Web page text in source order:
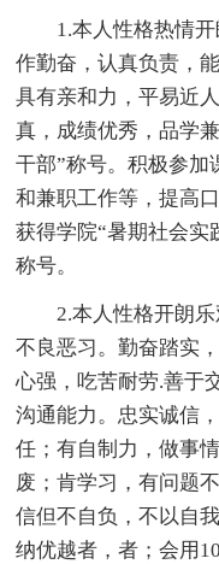
1.本人性格热情开
作勤奋，认真负责，
具有亲和力，平易近
真，成绩优秀，品学
干部”称号。积极参加
和兼职工作等，提高
获得学院“暑期社会实
称号。
2.本人性格开朗乐
不良恶习。勤奋踏实
心强，吃苦耐劳.善于
沟通能力。忠实诚信
任；有自制力，做事
废；肯学习，有问题
信但不自负，不以自
纳优越者，者；会用